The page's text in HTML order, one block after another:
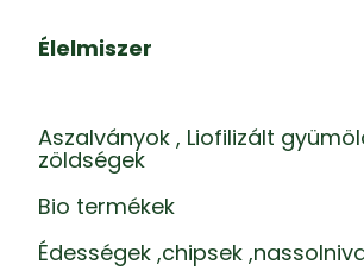
Élelmiszer
Aszalványok , Liofilizált
zöldségek
Bio termékek
Édességek ,chipsek